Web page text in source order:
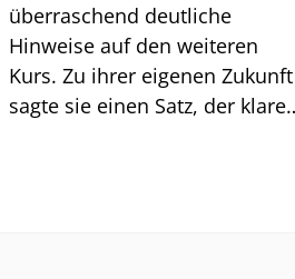
überraschend deutliche
Hinweise auf den weiteren
Kurs. Zu ihrer eigenen Zukunft
sagte sie einen Satz, der klarer